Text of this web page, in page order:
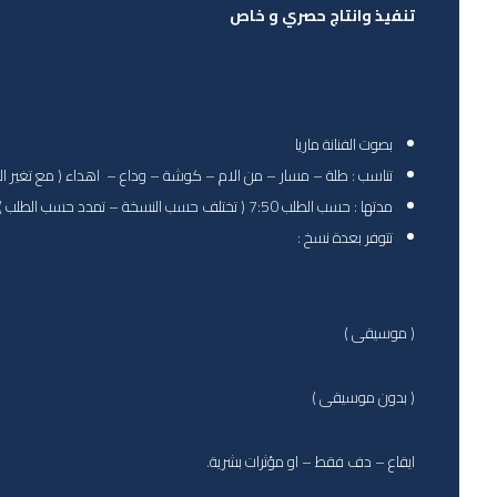
تنفيذ وانتاج حصري و خاص
بصوت الفنانة ماريا
تناسب : طلة – مسار – من الام – كوشة – وداع – اهداء ( مع تغير
مدتها : حسب الطلب 7:50 ( تختلف حسب النسخة – تمدد حسب الطلب )
تتوفر بعدة نسخ :
( موسيقى )
( بدون موسيقى )
ايقاع – دف فقط – او مؤثرات بشرية.